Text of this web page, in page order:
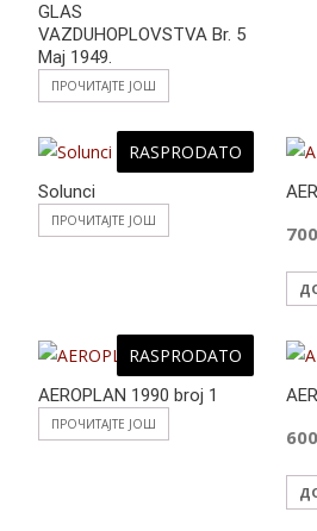
GLAS
VAZDUHOPLOVSTVA Br. 5
Maj 1949.
ПРОЧИТАЈТЕ ЈОШ
RASPRODATO
Solunci
ПРОЧИТАЈТЕ ЈОШ
700
RASPRODATO
AEROPLAN 1990 broj 1
ПРОЧИТАЈТЕ ЈОШ
600